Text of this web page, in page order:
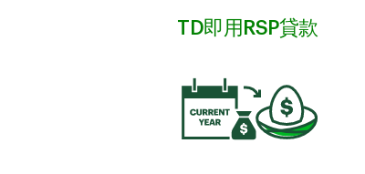
TD即用RSP貸款